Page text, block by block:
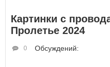
Картинки с
Пролетье 2024
Обсуждений:
0